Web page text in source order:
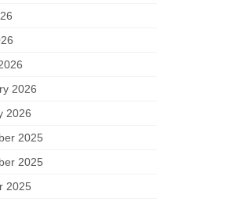
2026
2026
2025
2025
2025